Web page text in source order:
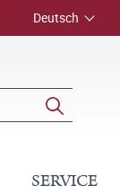
Deutsch
SERVICE